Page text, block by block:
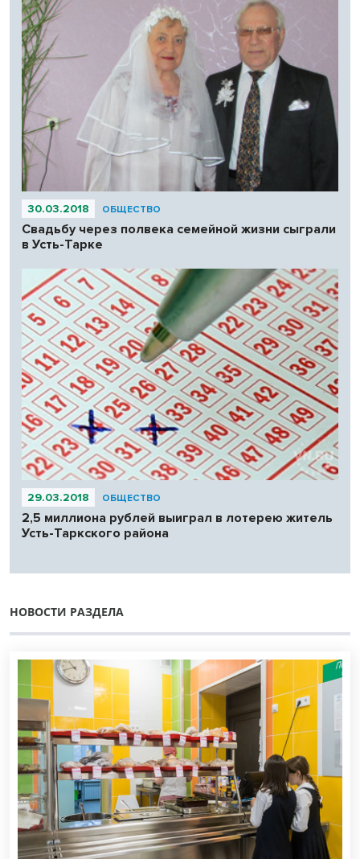
30.03.2018 ОБЩЕСТВО
Свадьбу через полвека семейной жизни сыграли
в Усть-Тарке
29.03.2018 ОБЩЕСТВО
2,5 миллиона рублей выиграл в лотерею житель
Усть-Таркского района
НОВОСТИ РАЗДЕЛА